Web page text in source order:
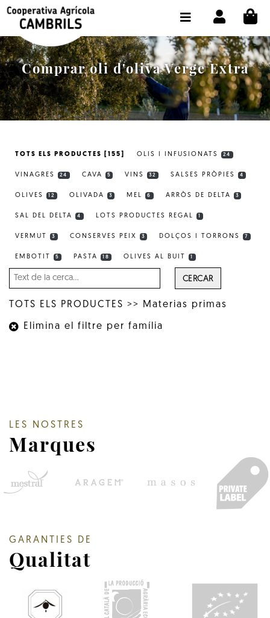
Comprar oli d'oliva Verge Extra
TOTS ELS PRODUCTES [155] OLIS I INFUSIONATS 24
VINAGRES 24 CAVA 5 VINS 32 SALSES PRÒPIES 4
OLIVES 12 OLIVADA 3 MEL 6 ARRÒS DE DELTA 3
SAL DEL DELTA 4 LOTS PRODUCTES REGAL
VERMUT 3 CONSERVES PEIX 3 DOLÇOS I TORRONS 7
EMBOTIT 5 PASTA 18 OLIVES AL BUIT
CERCAR
TOTS ELS PRODUCTES >> Materias primas
Elimina el filtre per família
LES NOSTRES
Marques
GARANTIES DE
Qualitat
BOTIGA COMPRA ONLINE
LA COOPERATIVA
OLEOTOUR
PRODUCTES
EL NOSTRE OLI
SELECCIONAR IDIOMA: